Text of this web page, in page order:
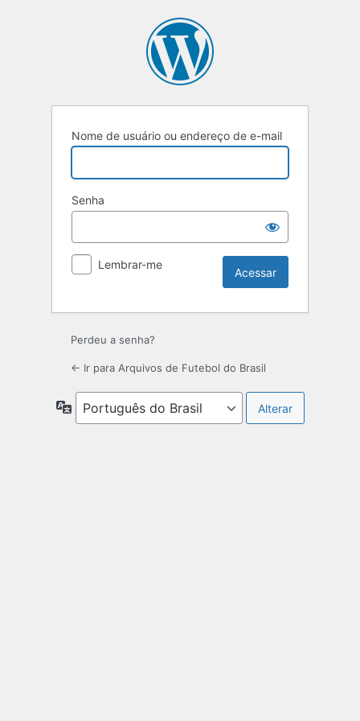
Nome de usuário ou endereço de e-mail
Senha
Lembrar-me
Perdeu a senha?
← Ir para Arquivos de Futebol do Brasil
Idioma